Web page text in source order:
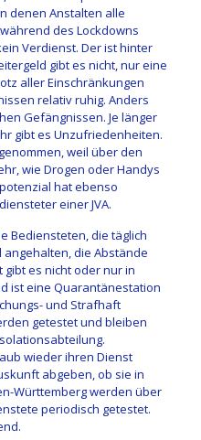
denen Anstalten alle
des Lockdowns
Verdienst. Der ist hinter
gibt es nicht, nur eine
aller Einschränkungen
relativ ruhig. Anders
Gefängnissen. Je länger
gibt es Unzufriedenheiten.
weil über den
wie Drogen oder Handys
hat ebenso
einer JVA.
Bediensteten, die täglich
die Abstände
es nicht oder nur in
ist eine Quarantänestation
und Strafhaft
getestet und bleiben
wieder ihren Dienst
abgeben, ob sie in
Württemberg werden über
periodisch getestet.